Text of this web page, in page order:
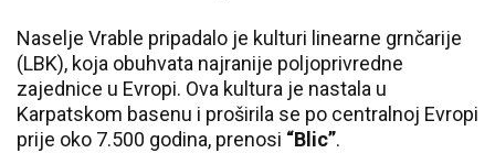
Naselje Vrable pripadalo je kulturi linearne grnčarije
(LBK), koja obuhvata najranije poljoprivredne
zajednice u Evropi. Ova kultura je nastala u
Karpatskom basenu i proširila se po centralnoj Evropi
prije oko 7.500 godina, prenosi “Blic”.